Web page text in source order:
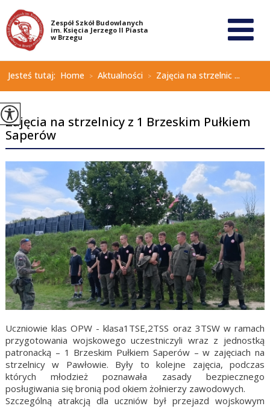
Jesteś tutaj: Home > Aktualności > Zajęcia na strzelnic ...
Zajęcia na strzelnicy z 1 Brzeskim Pułkiem
Saperów
Uczniowie klas OPW - klasa1TSE,2TSS oraz 3TSW w ramach
przygotowania wojskowego uczestniczyli wraz z jednostką
patronacką – 1 Brzeskim Pułkiem Saperów – w zajęciach na
strzelnicy w Pawłowie. Były to kolejne zajęcia, podczas
których młodzież poznawała zasady bezpiecznego
posługiwania się bronią pod okiem żołnierzy zawodowych.
Szczególną atrakcją dla uczniów był przejazd wojskowym